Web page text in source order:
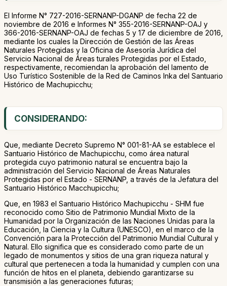
El Informe N° 727-2016-SERNANP-DGANP de fecha 22 de
noviembre de 2016 e Informes N° 355-2016-SERNANP-OAJ y
366-2016-SERNANP-OAJ de fechas 5 y 17 de diciembre de 2016,
mediante los cuales la Dirección de Gestión de las Áreas
Naturales Protegidas y la Oficina de Asesoría Jurídica del
Servicio Nacional de Áreas turales Protegidas por el Estado,
respectivamente, recomiendan la aprobación del lamento de
Uso Turístico Sostenible de la Red de Caminos Inka del Santuario
Histórico de Machupicchu;
CONSIDERANDO:
Que, mediante Decreto Supremo N° 001-81-AA se establece el
Santuario Histórico de Machupicchu, como área natural
protegida cuyo patrimonio natural se encuentra bajo la
administración del Servicio Nacional de Áreas Naturales
Protegidas por el Estado - SERNANP, a través de la Jefatura del
Santuario Histórico Macchupicchu;
Que, en 1983 el Santuario Histórico Machupicchu - SHM fue
reconocido como Sitio de Patrimonio Mundial Mixto de la
Humanidad por la Organización de las Naciones Unidas para la
Educación, la Ciencia y la Cultura (UNESCO), en el marco de la
Convención para la Protección del Patrimonio Mundial Cultural y
Natural. Ello significa que es considerado como parte de un
legado de monumentos y sitios de una gran riqueza natural y
cultural que pertenecen a toda la humanidad y cumplen con una
función de hitos en el planeta, debiendo garantizarse su
transmisión a las generaciones futuras;